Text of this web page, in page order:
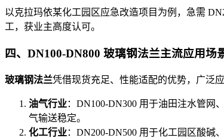
以克拉玛依某化工园区应急改造项目为例，急需
工，获业主高度认可。
四、DN100-DN800 玻璃钢法兰主流应用场
玻璃钢法兰凭借现货充足、性能适配的优势，广泛
油气行业：DN100-DN300 用于油田注水管网
气输送稳定。
化工行业：DN200-DN500 用于化工园区酸碱